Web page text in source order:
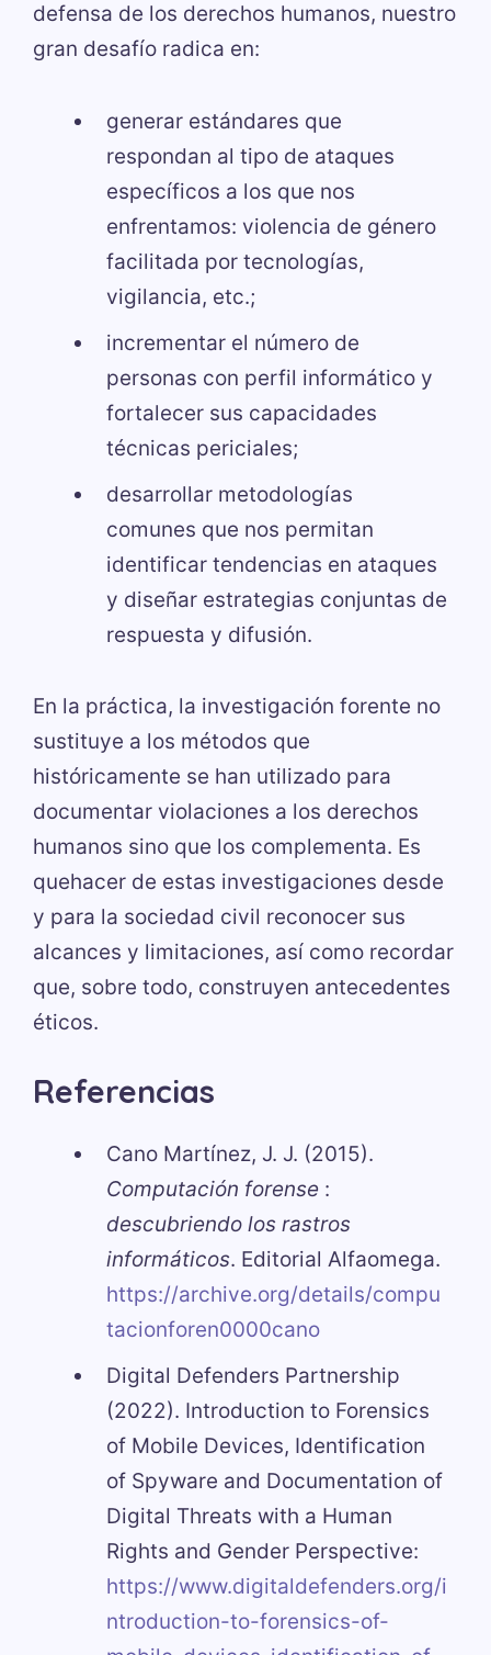
defensa de los derechos humanos, nuestro
gran desafío radica en:
generar estándares que
respondan al tipo de ataques
específicos a los que nos
enfrentamos: violencia de género
facilitada por tecnologías,
vigilancia, etc.;
incrementar el número de
personas con perfil informático y
fortalecer sus capacidades
técnicas periciales;
desarrollar metodologías
comunes que nos permitan
identificar tendencias en ataques
y diseñar estrategias conjuntas de
respuesta y difusión.
En la práctica, la investigación forente no
sustituye a los métodos que
históricamente se han utilizado para
documentar violaciones a los derechos
humanos sino que los complementa. Es
quehacer de estas investigaciones desde
y para la sociedad civil reconocer sus
alcances y limitaciones, así como recordar
que, sobre todo, construyen antecedentes
éticos.
Referencias
Cano Martínez, J. J. (2015).
Computación forense :
descubriendo los rastros
informáticos. Editorial Alfaomega.
https://archive.org/details/compu
tacionforen0000cano
Digital Defenders Partnership
(2022). Introduction to Forensics
of Mobile Devices, Identification
of Spyware and Documentation of
Digital Threats with a Human
Rights and Gender Perspective:
https://www.digitaldefenders.org/i
ntroduction-to-forensics-of-